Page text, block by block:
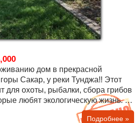
дом в прекрасной
Сакар, у реки Тунджа!! Этот
для охоты, рыбалки, сбора грибов
любят экологическую жизнь. В
кафе, много иностранцев и
Подробнее »